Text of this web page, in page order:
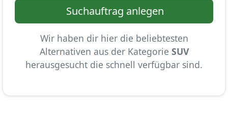
Suchauftrag anlegen
Wir haben dir hier die beliebtesten
Alternativen aus der Kategorie SUV
herausgesucht die schnell verfügbar sind.